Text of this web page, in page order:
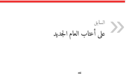
السابق
على أعتاب العام الجديد